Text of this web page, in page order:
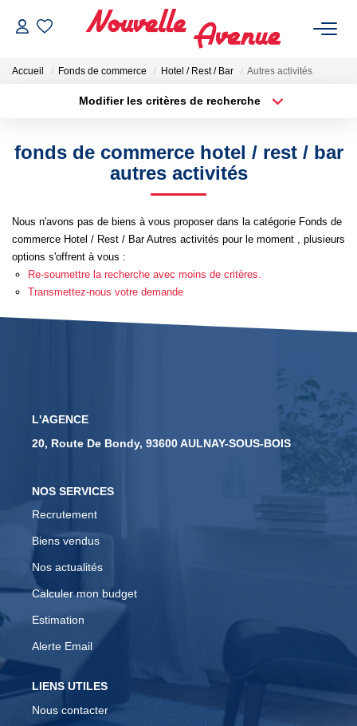
ACHETER
EN
Accueil Fonds de commerce Hotel / Rest / Bar Autres activités
Modifier les critères de recherche
Budget max
fonds de commerce hotel / rest / bar
autres activités
Nous n'avons pas de biens à vous proposer dans la catégorie Fonds de
commerce Hotel / Rest / Bar Autres activités pour le moment , plusieurs
options s'offrent à vous :
Re-soumettre la recherche avec moins de critères.
Transmettez-nous votre demande
L'AGENCE
20, Route De Bondy, 93600 AULNAY-SOUS-BOIS
NOS SERVICES
Recrutement
Biens vendus
Nos actualités
Calculer mon budget
Estimation
Alerte Email
LIENS UTILES
Nous contacter